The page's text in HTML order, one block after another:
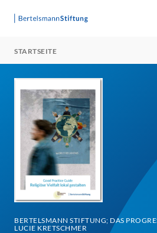
STARTSEITE
BERTELSMANN STIFTUNG; DAS
LUCIE KRETSCHMER